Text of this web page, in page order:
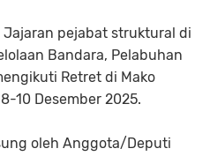
Jajaran pejabat struktural di
Bandara, Pelabuhan
Retret di Mako
10 Desember 2025.
oleh Anggota/Deputi